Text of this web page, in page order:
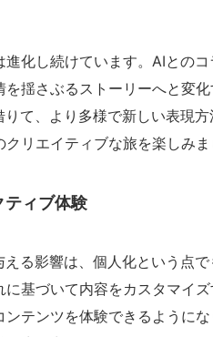
化し続けています。AIとの
揺さぶるストーリーへと変
て、より多様で新しい表現
リエイティブな旅を楽しみま
ィブ体験
る影響は、個人化という点
基づいて内容をカスタマイ
テンツを体験できるように